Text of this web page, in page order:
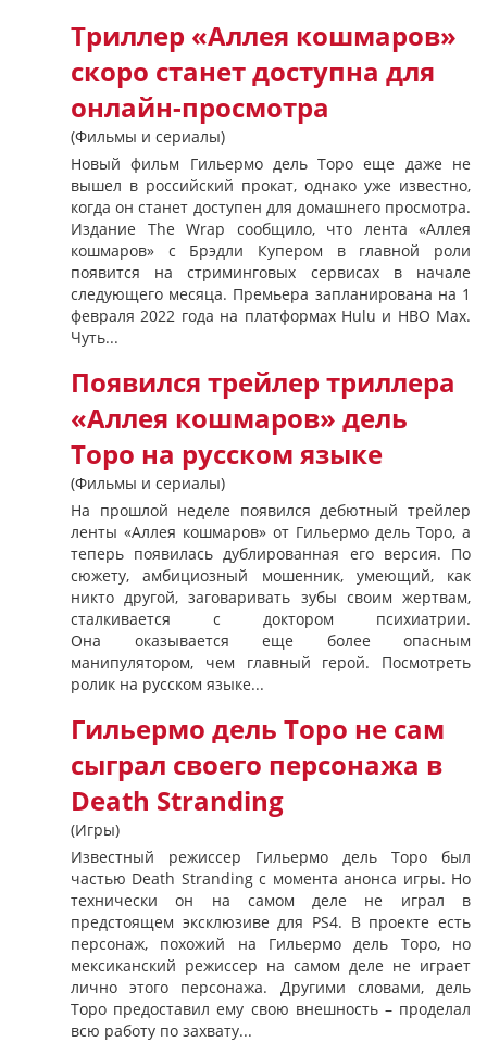
Триллер «Аллея кошмаров»
скоро станет доступна для
онлайн-просмотра
(Фильмы и сериалы)
Новый фильм Гильермо дель Торо еще даже не
вышел в российский прокат, однако уже известно,
когда он станет доступен для домашнего просмотра.
Издание The Wrap сообщило, что лента «Аллея
кошмаров» с Брэдли Купером в главной роли
появится на стриминговых сервисах в начале
следующего месяца. Премьера запланирована на 1
февраля 2022 года на платформах Hulu и HBO Max.
Чуть...
Появился трейлер триллера
«Аллея кошмаров» дель
Торо на русском языке
(Фильмы и сериалы)
На прошлой неделе появился дебютный трейлер
ленты «Аллея кошмаров» от Гильермо дель Торо, а
теперь появилась дублированная его версия. По
сюжету, амбициозный мошенник, умеющий, как
никто другой, заговаривать зубы своим жертвам,
сталкивается с доктором психиатрии.
Она оказывается еще более опасным
манипулятором, чем главный герой. Посмотреть
ролик на русском языке...
Гильермо дель Торо не сам
сыграл своего персонажа в
Death Stranding
(Игры)
Известный режиссер Гильермо дель Торо был
частью Death Stranding с момента анонса игры. Но
технически он на самом деле не играл в
предстоящем эксклюзиве для PS4. В проекте есть
персонаж, похожий на Гильермо дель Торо, но
мексиканский режиссер на самом деле не играет
лично этого персонажа. Другими словами, дель
Торо предоставил ему свою внешность – проделал
всю работу по захвату...